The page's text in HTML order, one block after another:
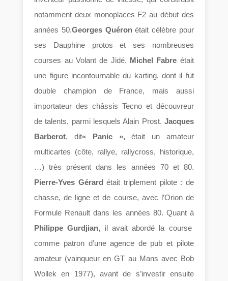
notamment deux monoplaces F2 au début des
années 50.Georges Quéronétait célèbre pour
ses Dauphine protos et ses nombreuses
courses au Volant de Jidé. Michel Fabre était
une figure incontournable du karting, dont il fut
double champion de France, mais aussi
importateur des châssis Tecno et découvreur
de talents, parmi lesquels Alain Prost. Jacques
Barberot, dit« Panic »,était un amateur
multicartes (côte, rallye, rallycross, historique,
…) très présent dans les années 70 et 80.
Pierre-Yves Gérard était triplement pilote : de
chasse, de ligne et de course, avec l’Orion de
Formule Renault dans les années 80. Quant à
Philippe Gurdjian, il avait abordé la course
comme patron d’une agence de pub et pilote
amateur (vainqueur en GT au Mans avec Bob
Wollek en 1977), avant de s’investir ensuite